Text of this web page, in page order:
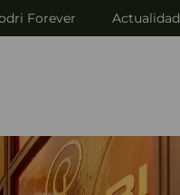
Forever Actualidad